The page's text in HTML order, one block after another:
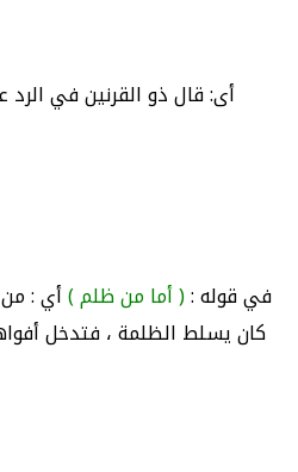
أى: قال ذو القرنين في
في قوله :( أما من ظلم )أي :
كان يسلط الظلمة ، فتدخل